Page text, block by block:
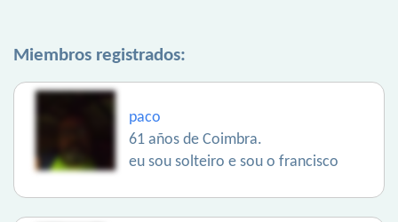
Miembros registrados:
paco
61 años de Coimbra.
eu sou solteiro e sou o francisco